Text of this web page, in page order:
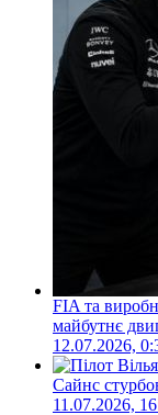
FIA та
майбутнє
12.07.2026,
Сайнс
11.07.2026,